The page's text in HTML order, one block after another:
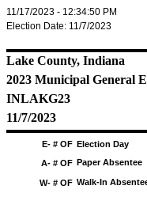
11/17/2023 - 12:34:50 PM
Election Date: 11/7/2023
Lake County, Indiana
2023 Municipal General
INLAKG23
11/7/2023
E- # OF Election Day
A- # OF Paper Absentee
W- # OF Walk-In